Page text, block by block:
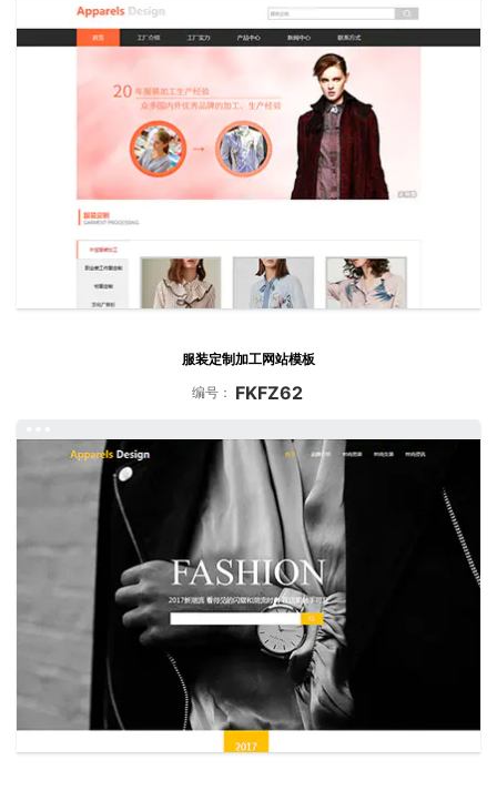
服装定制加工网站模板
编号： FKFZ62